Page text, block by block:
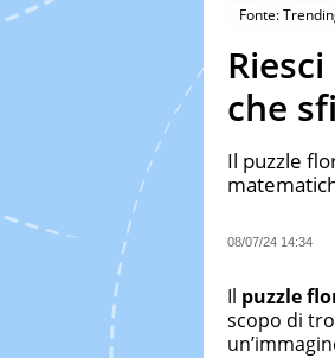
Fonte:
che
Il puzzle
08/07/24 14:34
Il puzzle
scopo di